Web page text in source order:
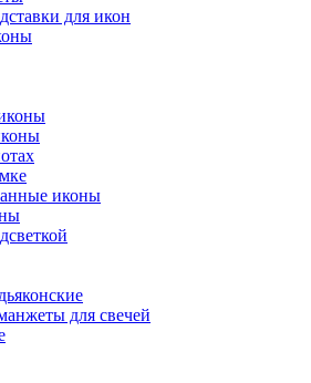
для икон
иконы
для свечей